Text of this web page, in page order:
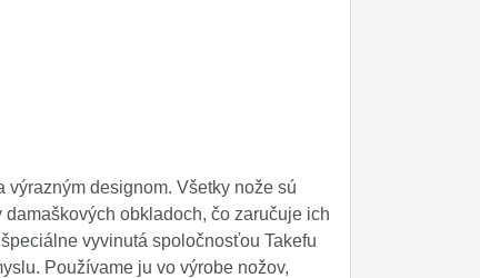
designom. Všetky nože sú
obkladoch, čo zaručuje ich
vyvinutá spoločnosťou Takefu
Používame ju vo výrobe nožov,